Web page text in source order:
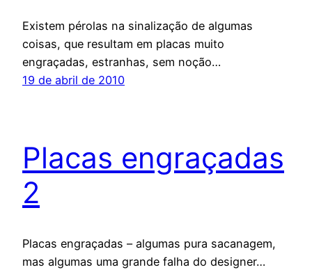
Existem pérolas na sinalização de algumas
coisas, que resultam em placas muito
engraçadas, estranhas, sem noção…
19 de abril de 2010
Placas engraçadas
2
Placas engraçadas – algumas pura sacanagem,
mas algumas uma grande falha do designer…